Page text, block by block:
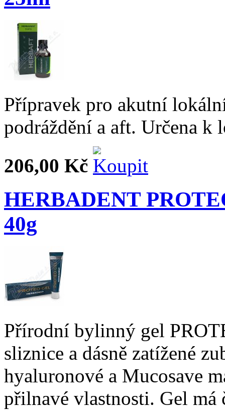
Přípravek pro akutní
podráždění a aft. Určena k
206,00 Kč
HERBADENT
40g
Přírodní bylinný gel
sliznice a dásně zatížené
hyaluronové a Mucosave
přilnavé vlastnosti. Gel